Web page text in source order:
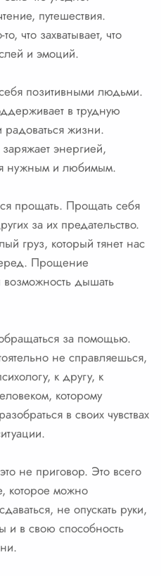
путешествия.
что захватывает, что
и эмоций.
позитивными людьми.
в трудную
радоваться жизни.
энергией,
нужным и любимым.
прощать. Прощать себя
за их предательство.
груз, который тянет нас
Прощение
дышать
за помощью.
не справляешься,
к другу, к
которому
в своих чувствах
не приговор. Это всего
которое можно
не опускать руки,
и в свою способность